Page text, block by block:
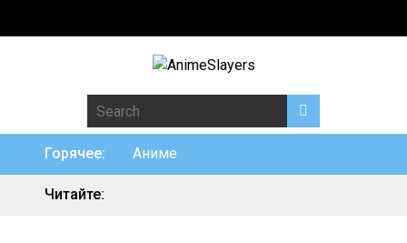
Горячее: Аниме
Читайте: